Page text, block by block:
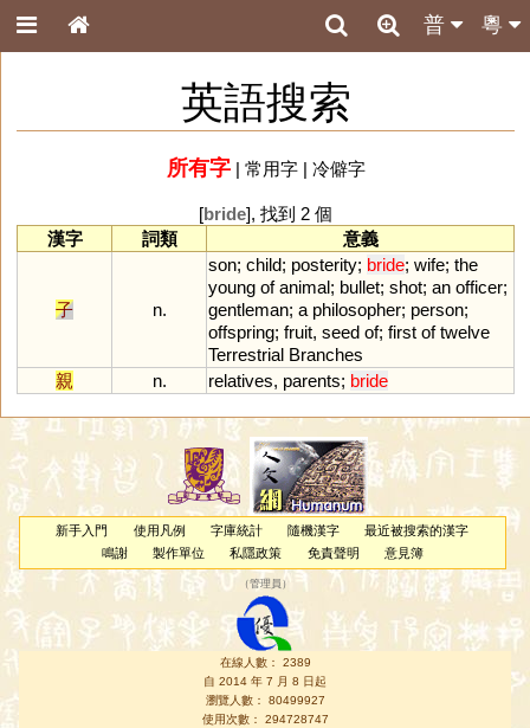
粵
普
英語搜索
所有字| 常用字| 冷僻字
[bride], 找到 2 個
漢字
詞類 意義
子 n.
son; child; posterity; bride; wife; the
young of animal; bullet; shot; an officer;
gentleman; a philosopher; person;
offspring; fruit, seed of; first of twelve
Terrestrial Branches
親
n. relatives, parents; bride
新手入門 使用凡例 字庫統計 隨機漢字
最近被搜索的漢字
鳴謝
製作單位 私隱政策 免責聲明 意見簿
（管理員 ）
在線人數： 2389
自 2014 年 7 月 8 日起
瀏覽人數： 80499927
使用次數： 294728747